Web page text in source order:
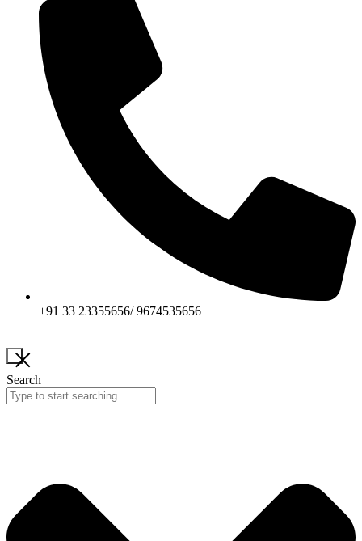
+91 33 23355656/ 9674535656
Search